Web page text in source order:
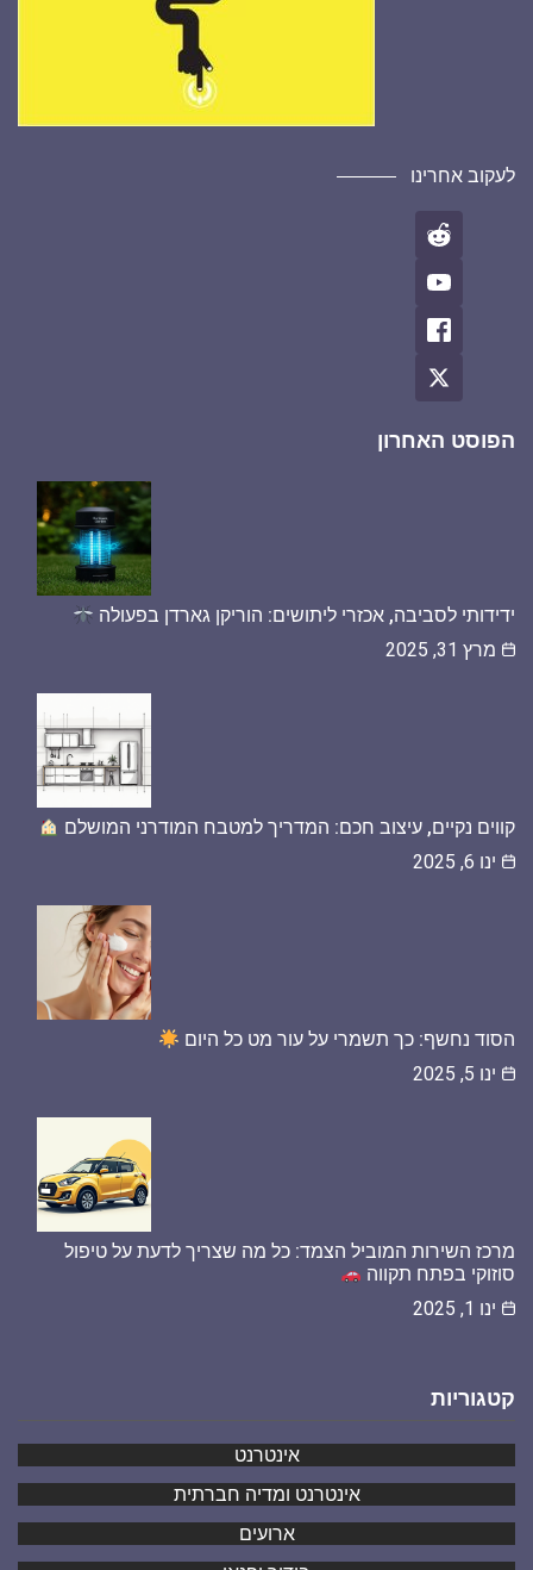
לעקוב אחרינו
הפוסט האחרון
ידידותי לסביבה, אכזרי ליתושים: הוריקן גארדן בפעולה
מרץ 31, 2025
קווים נקיים, עיצוב חכם: המדריך למטבח המודרני המושלם
ינו 6, 2025
הסוד נחשף: כך תשמרי על עור מט כל היום
ינו 5, 2025
מרכז השירות המוביל הצמד: כל מה שצריך לדעת על טיפול
סוזוקי בפתח תקווה
ינו 1, 2025
קטגוריות
אינטרנט
אינטרנט ומדיה חברתית
ארועים